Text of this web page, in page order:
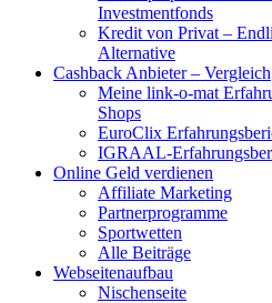
Investmentfonds
Kredit von Privat –
Alternative
Cashback Anbieter – Vergleich
Meine link-o-mat
Shops
EuroClix
IGRAAL-
Online Geld verdienen
Affiliate Marketing
Partnerprogramme
Sportwetten
Alle Beiträge
Webseitenaufbau
Nischenseite